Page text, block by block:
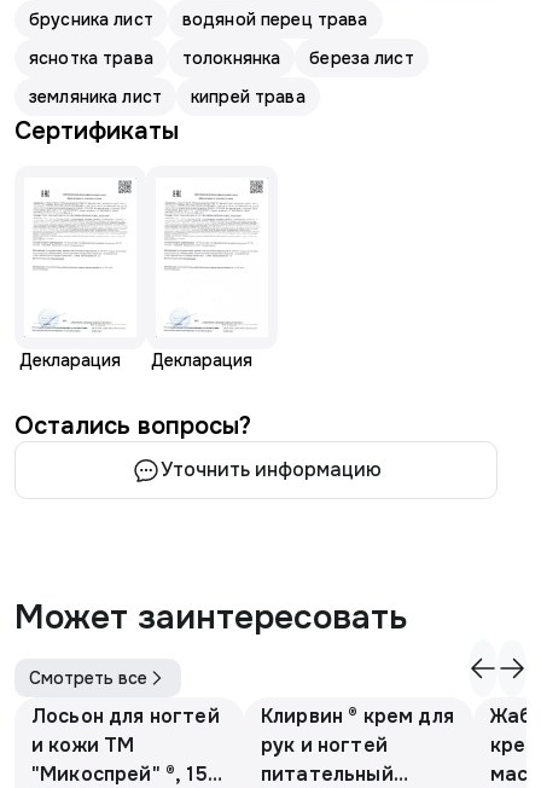
брусника лист
водяной перец трава
яснотка трава
толокнянка
береза лист
земляника лист
кипрей трава
Сертификаты
Декларация Декларация
Остались вопросы?
Уточнить информацию
Может заинтересовать
Смотреть все
Лосьон для ногтей
и кожи ТМ
"Микоспрей" ®, 15
Клирвин ® крем для
рук и ногтей
питательный